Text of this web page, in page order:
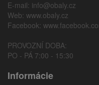
E-mail: info@obaly.cz
Web: www.obaly.cz
Facebook:
PROVOZNÍ DOBA:
PO - PÁ 7:00 - 15:30
Informácie